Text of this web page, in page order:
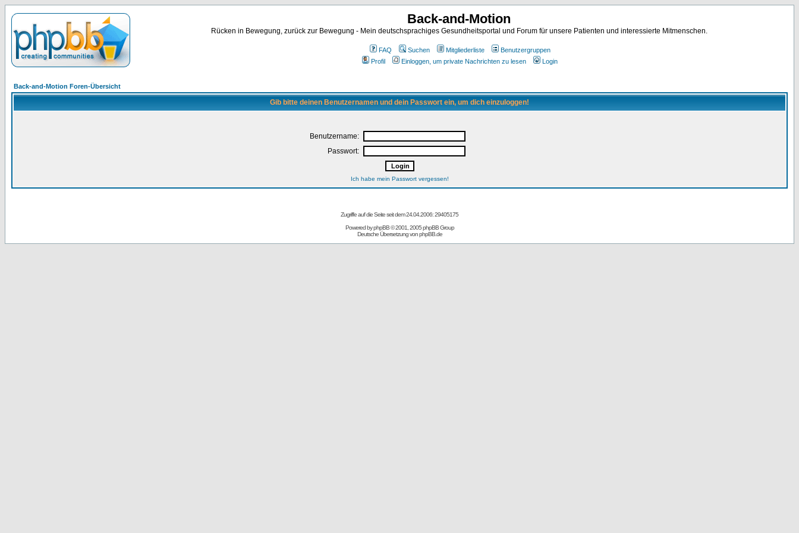
Back-and-Motion
Rücken in Bewegung, zurück zur Bewegung - Mein deutschsprachiges Gesundheitsportal und Forum für unsere Patienten und interessierte Mitmenschen.
FAQ Suchen Mitgliederliste
Benutzergruppen
Profil
Einloggen, um private Nachrichten zu lesen Login
Back-and-Motion Foren-Übersicht
Gib bitte deinen Benutzernamen und dein Passwort ein, um dich einzuloggen!
Benutzername:
Passwort:
Ich habe mein Passwort vergessen!
Zugriffe auf die Seite seit dem 24.04.2006: 29405175
Powered byphpBB© 2001, 2005 phpBB Group
Deutsche Übersetzung vonphpBB.de